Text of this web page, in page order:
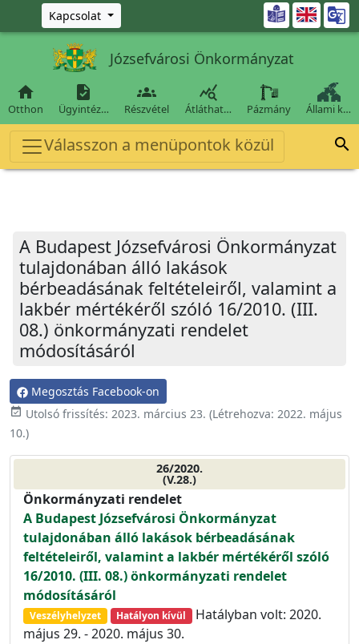
Ugrás a fő tartalomra
Kapcsolat 
Józsefvárosi Önkormányzat

Otthon

Ügyintéz…

Részvétel

Átláthat… Pázmány Állami k…
Válasszon a menüpontok közül 
A Budapest Józsefvárosi Önkormányzat
tulajdonában álló lakások
bérbeadásának feltételeiről, valamint a
lakbér mértékéről szóló 16/2010. (III.
08.) önkormányzati rendelet
módosításáról
Megosztás Facebook-on
event_available Utolsó frissítés: 2023. március 23. (Létrehozva: 2022. május
10.)
26/2020.
(V.28.)
Önkormányzati rendelet
A Budapest Józsefvárosi Önkormányzat
tulajdonában álló lakások bérbeadásának
feltételeiről, valamint a lakbér mértékéről szóló
16/2010. (III. 08.) önkormányzati rendelet
módosításáról
Veszélyhelyzet Hatályon kívül
Hatályban volt: 2020.
május 29. - 2020. május 30.